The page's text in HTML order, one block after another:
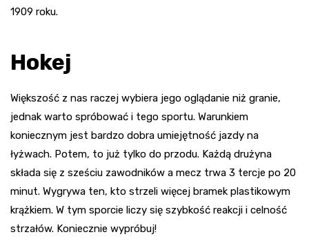
1909 roku.
Hokej
Większość z nas raczej wybiera jego oglądanie niż granie,
jednak warto spróbować i tego sportu. Warunkiem
koniecznym jest bardzo dobra umiejętność jazdy na
łyżwach. Potem, to już tylko do przodu. Każdą drużyna
składa się z sześciu zawodników a mecz trwa 3 tercje po 20
minut. Wygrywa ten, kto strzeli więcej bramek plastikowym
krążkiem. W tym sporcie liczy się szybkość reakcji i celność
strzałów. Koniecznie wypróbuj!